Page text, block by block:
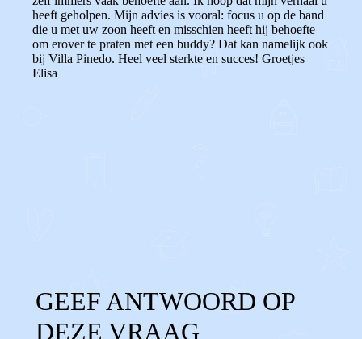
heeft geholpen. Mijn advies is vooral: focus u op de band
die u met uw zoon heeft en misschien heeft hij behoefte
om erover te praten met een buddy? Dat kan namelijk ook
bij Villa Pinedo. Heel veel sterkte en succes! Groetjes
Elisa
GEEF ANTWOORD OP
DEZE VRAAG